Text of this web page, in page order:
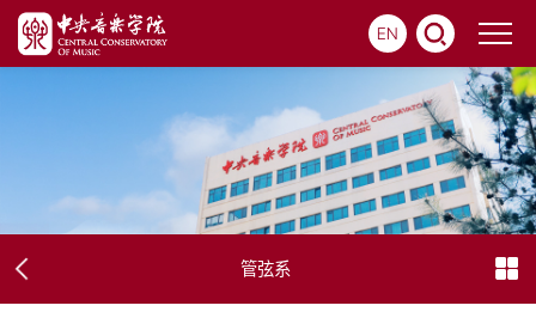
EN
管弦系